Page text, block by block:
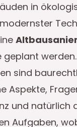
in
geplant
sind
Aspekte,
und natürlich
Aufgaben,